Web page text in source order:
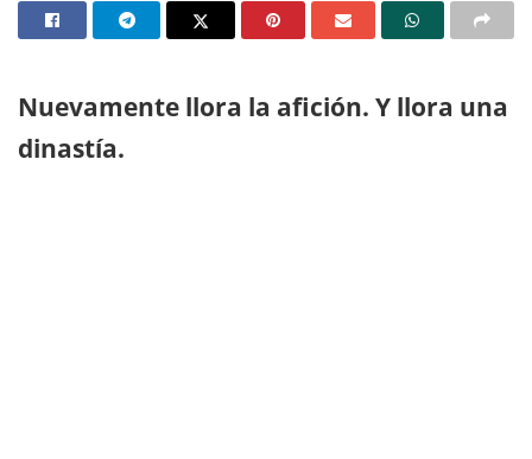
Nuevamente llora la afición. Y llora una
dinastía.